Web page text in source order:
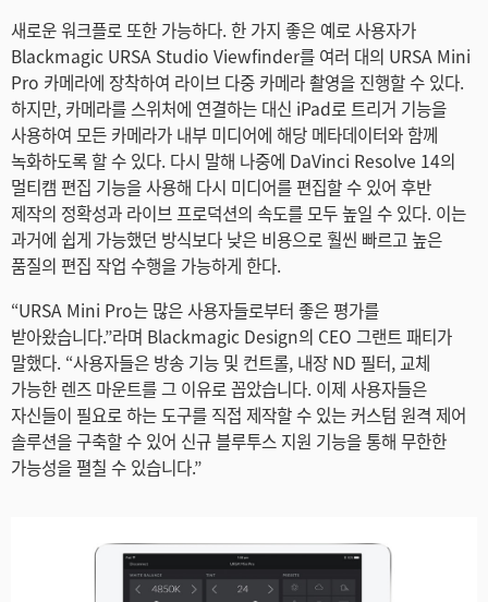
새로운 워크플로 또한 가능하다. 한 가지 좋은 예로 사용자가
Blackmagic URSA Studio Viewfinder를 여러 대의 URSA Mini
Pro 카메라에 장착하여 라이브 다중 카메라 촬영을 진행할 수 있다.
하지만, 카메라를 스위처에 연결하는 대신 iPad로 트리거 기능을
사용하여 모든 카메라가 내부 미디어에 해당 메타데이터와 함께
녹화하도록 할 수 있다. 다시 말해 나중에 DaVinci Resolve 14의
멀티캠 편집 기능을 사용해 다시 미디어를 편집할 수 있어 후반
제작의 정확성과 라이브 프로덕션의 속도를 모두 높일 수 있다. 이는
과거에 쉽게 가능했던 방식보다 낮은 비용으로 훨씬 빠르고 높은
품질의 편집 작업 수행을 가능하게 한다.
“URSA Mini Pro는 많은 사용자들로부터 좋은 평가를
받아왔습니다.”라며 Blackmagic Design의 CEO 그랜트 패티가
말했다. “사용자들은 방송 기능 및 컨트롤, 내장 ND 필터, 교체
가능한 렌즈 마운트를 그 이유로 꼽았습니다. 이제 사용자들은
자신들이 필요로 하는 도구를 직접 제작할 수 있는 커스텀 원격 제어
솔루션을 구축할 수 있어 신규 블루투스 지원 기능을 통해 무한한
가능성을 펼칠 수 있습니다.”